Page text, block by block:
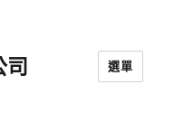
選單